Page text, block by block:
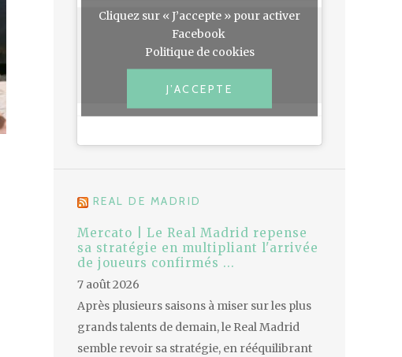
Cliquez sur « J’accepte » pour activer
Facebook
Politique de cookies
J’ACCEPTE
REAL DE MADRID
Mercato | Le Real Madrid repense
sa stratégie en multipliant l'arrivée
de joueurs confirmés ...
7 août 2026
Après plusieurs saisons à miser sur les plus
grands talents de demain, le Real Madrid
semble revoir sa stratégie, en rééquilibrant